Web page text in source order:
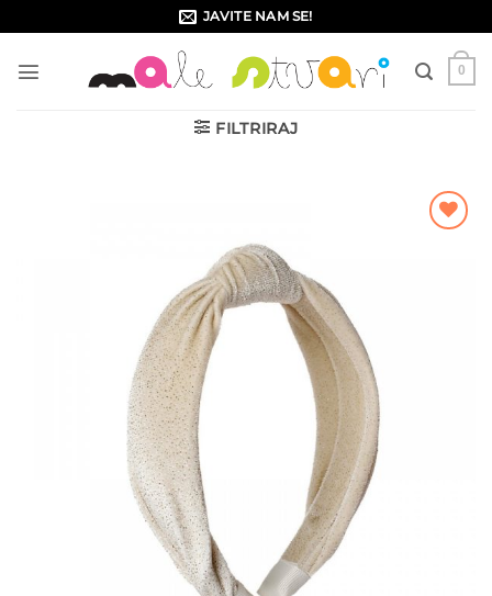
to
content
JAVITE NAM SE!
0
FILTRIRAJ